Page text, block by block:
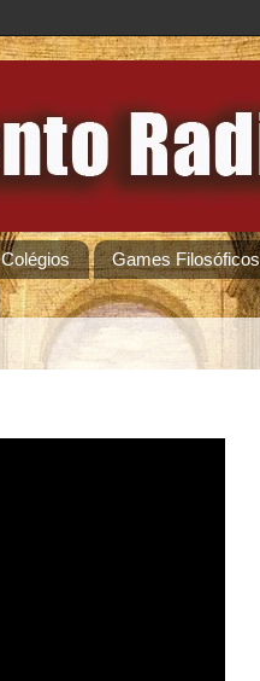
Colégios Games Filosóficos